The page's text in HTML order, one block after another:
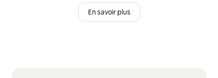
En savoir plus